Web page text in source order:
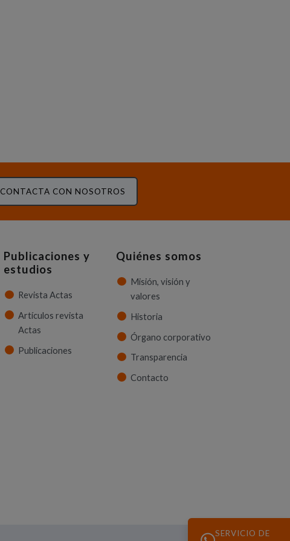
CONTACTA CON NOSOTROS
Publicaciones y
estudios
Revista Actas
Artículos revista
Actas
Publicaciones
Quiénes somos
Misión, visión y
valores
Historia
Órgano corporativo
Transparencia
Contacto
SERVICIO DE